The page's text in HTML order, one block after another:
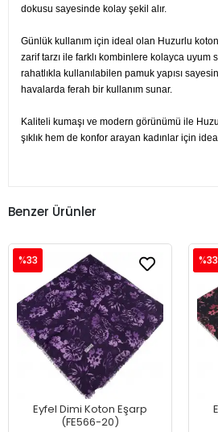
dokusu sayesinde kolay şekil alır.
Günlük kullanım için ideal olan Huzurlu
zarif tarzı ile farklı kombinlere kolayca uyum
rahatlıkla kullanılabilen pamuk yapısı
havalarda ferah bir kullanım sunar.
Kaliteli kumaşı ve modern görünümü ile
şıklık hem de konfor arayan kadınlar için
Benzer Ürünler
Eyfel Dimi Koton Eşarp
(FE566-20)
%33 %33